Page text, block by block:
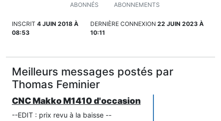
ABONNÉS ABONNEMENTS
INSCRIT 4 JUIN 2018 À
08:53
DERNIÈRE CONNEXION 22 JUIN 2023 À
10:11
Meilleurs messages postés par
Thomas Feminier
CNC Makko M1410 d'occasion
--EDIT : prix revu à la baisse --